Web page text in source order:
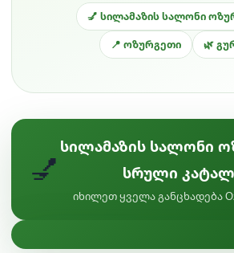
💅 სილამაზის სალონი
📍 ოზურგეთი 🌿
💅
სილამაზის სალონი
სრული
იხილეთ ყველა განცხადება